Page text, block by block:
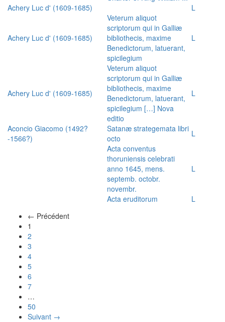
Achery Luc d' (1609-1685) L
Achery Luc d' (1609-1685)
Veterum aliquot
scriptorum qui in Galliæ
bibliothecis, maxime
Benedictorum, latuerant,
spicilegium
L
Achery Luc d' (1609-1685)
Veterum aliquot
scriptorum qui in Galliæ
bibliothecis, maxime
Benedictorum, latuerant,
spicilegium […] Nova
editio
L
Aconcio Giacomo (1492?
-1566?)
Satanæ strategemata libri
octo
L
Acta conventus
thoruniensis celebrati
anno 1645, mens.
septemb. octobr.
novembr.
L
Acta eruditorum
L
← Précédent
1
2
3
4
5
6
7
…
50
Suivant →